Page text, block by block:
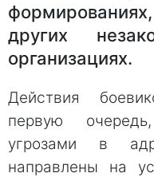
других
организациях.
Действия
первую
угрозами в
направлены на